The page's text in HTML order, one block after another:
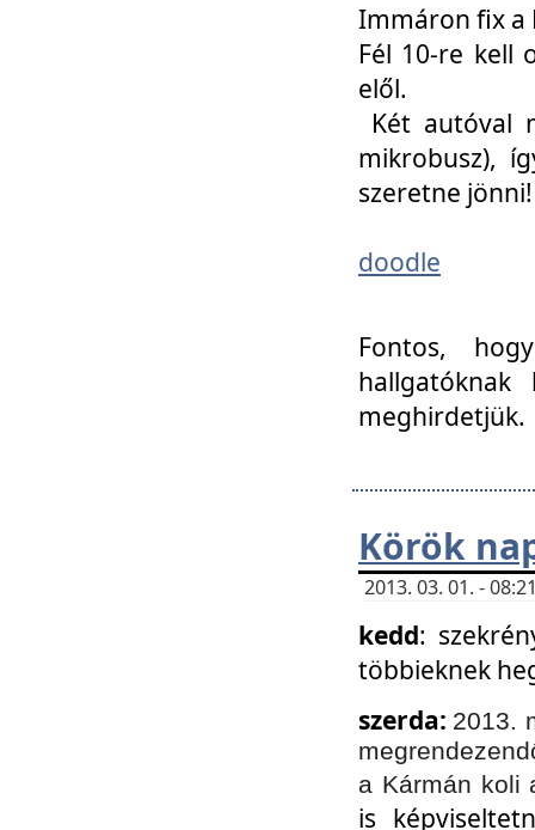
Immáron fix a
Fél 10-re kell
elől.
Két autóval
mikrobusz),
szeretne jönni!
doodle
Fontos,
meghirdetjük.
Körök
2013. 03. 01. -
kedd:
többieknek
szerda: 2013.
a Kármán koli
is